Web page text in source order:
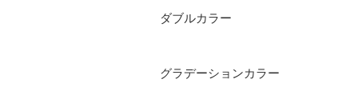
ダブルカラー
グラデーションカラー